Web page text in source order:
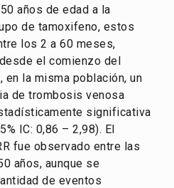
años de edad a la
de tamoxifeno, estos
los 2 a 60 meses,
el comienzo del
en la misma población, un
de trombosis venosa
significativa
IC: 0,86 – 2,98). El
fue observado entre las
años, aunque se
de eventos